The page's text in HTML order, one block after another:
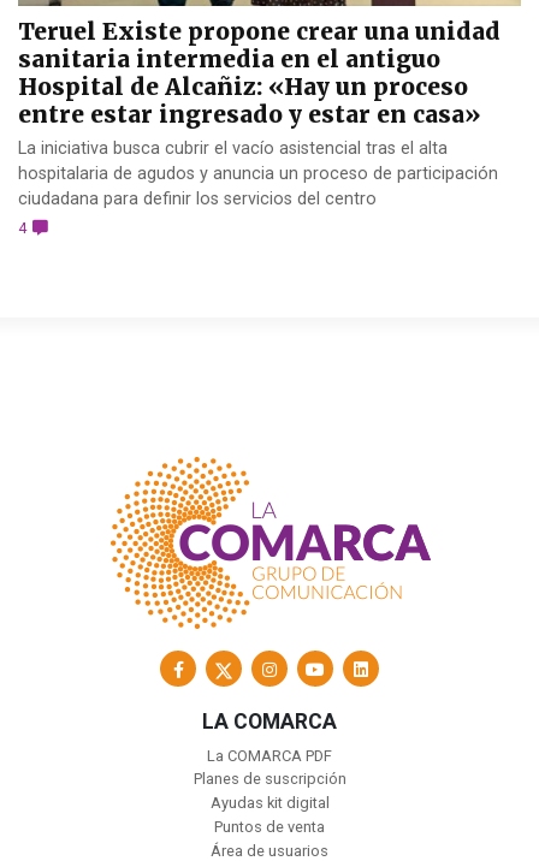
Teruel Existe propone crear una unidad
sanitaria intermedia en el antiguo
Hospital de Alcañiz: «Hay un proceso
entre estar ingresado y estar en casa»
La iniciativa busca cubrir el vacío asistencial tras el alta
hospitalaria de agudos y anuncia un proceso de participación
ciudadana para definir los servicios del centro
4
LA COMARCA
La COMARCA PDF
Planes de suscripción
Ayudas kit digital
Puntos de venta
Área de usuarios